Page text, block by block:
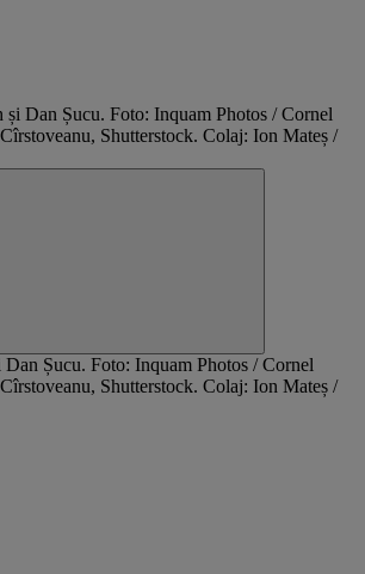
Șucu. Foto: Inquam Photos / Cornel
Shutterstock. Colaj: Ion Mateș /